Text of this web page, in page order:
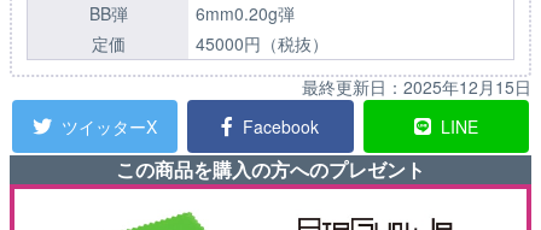
BB弾
6mm0.20g弾
定価
45000円（税抜）
最終更新日： 2025年12月15日
ツイッターX
Facebook LINE
この商品を購入の方へのプレゼント